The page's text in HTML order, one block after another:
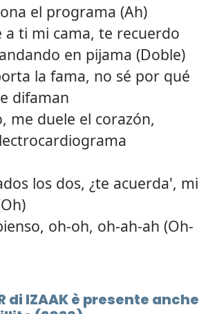
el programa (Ah)
a ti mi cama, te recuerdo
en pijama (Doble)
la fama, no sé por qué
difaman
me duele el corazón,
los dos, ¿te acuerda', mi
oh-oh, oh-ah-ah (Oh-
di IZAAK è presente anche